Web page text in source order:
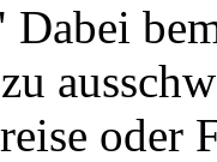
Dabei
oder